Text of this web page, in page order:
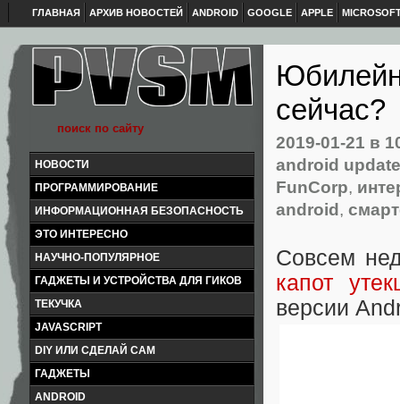
ГЛАВНАЯ АРХИВ НОВОСТЕЙ ANDROID GOOGLE APPLE
НОВОСТИ
ПРОГРАММИРОВАНИЕ
ИНФОРМАЦИОННАЯ БЕЗОПАСНОСТЬ
ЭТО ИНТЕРЕСНО
НАУЧНО-ПОПУЛЯРНОЕ
ГАДЖЕТЫ И УСТРОЙСТВА ДЛЯ ГИКОВ
ТЕКУЧКА
JAVASCRIPT
DIY ИЛИ СДЕЛАЙ САМ
ГАДЖЕТЫ
ANDROID
сейчас?
2019-01-21 в
android update
FunCorp,
android,
Совсем
капот
версии